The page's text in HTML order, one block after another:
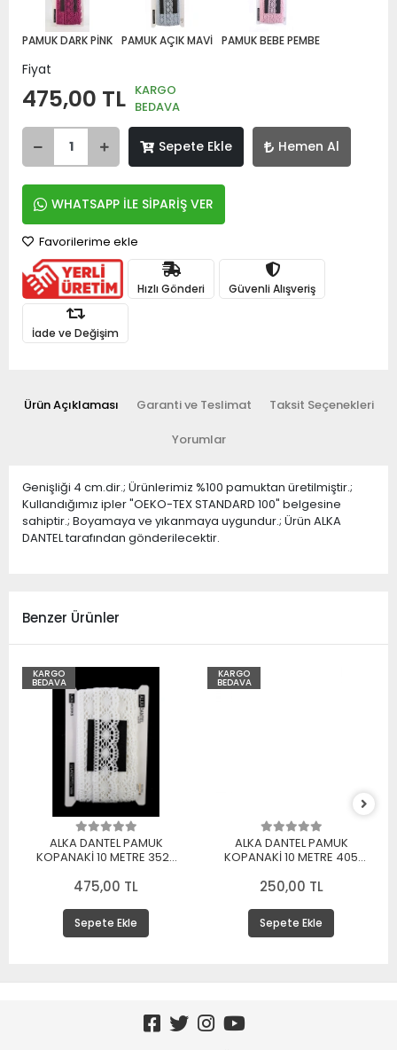
PAMUK DARK PİNK PAMUK AÇIK MAVİ PAMUK BEBE PEMBE
Fiyat
475,00 TL KARGO
BEDAVA
Sepete Ekle Hemen Al
WHATSAPP İLE SİPARİŞ VER
Favorilerime ekle
Hızlı Gönderi Güvenli Alışveriş
İade ve Değişim
Ürün Açıklaması Garanti ve Teslimat Taksit Seçenekleri
Yorumlar
Genişliği 4 cm.dir.; Ürünlerimiz %100 pamuktan üretilmiştir.;
Kullandığımız ipler "OEKO-TEX STANDARD 100" belgesine
sahiptir.; Boyamaya ve yıkanmaya uygundur.; Ürün ALKA
DANTEL tarafından gönderilecektir.
Benzer Ürünler
KARGO
BEDAVA
ALKA DANTEL PAMUK
KOPANAKİ 10 METRE 3520
475,00 TL
Sepete Ekle
KARGO
BEDAVA
ALKA DANTEL PAMUK
KOPANAKİ 10 METRE 405
250,00 TL
Sepete Ekle